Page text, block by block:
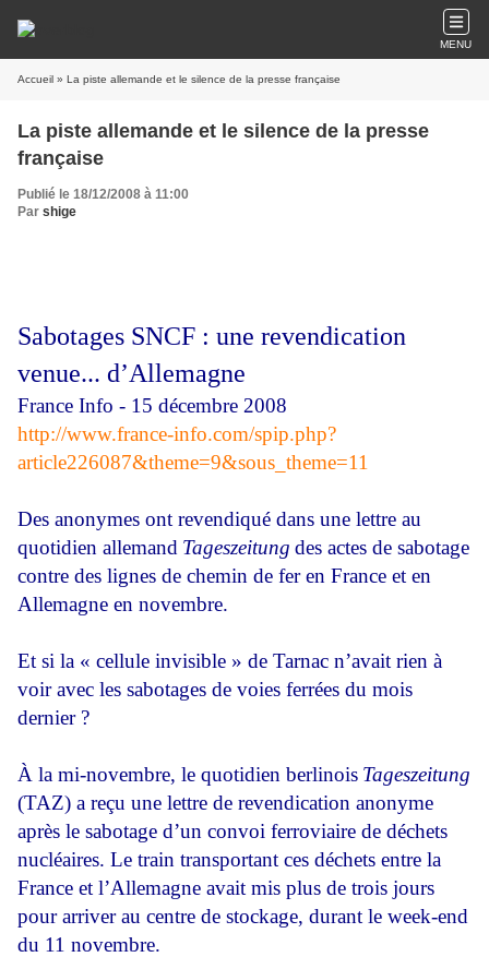
MENU
Accueil » La piste allemande et le silence de la presse française
La piste allemande et le silence de la presse
française
Publié le 18/12/2008 à 11:00
Par shige
Sabotages SNCF : une revendication
venue... d’Allemagne
France Info - 15 décembre 2008
http://www.france-info.com/spip.php?
article226087&theme=9&sous_theme=11
Des anonymes ont revendiqué dans une lettre au
quotidien allemand Tageszeitung des actes de sabotage
contre des lignes de chemin de fer en France et en
Allemagne en novembre.
Et si la « cellule invisible » de Tarnac n’avait rien à
voir avec les sabotages de voies ferrées du mois
dernier ?
À la mi-novembre, le quotidien berlinois Tageszeitung
(TAZ) a reçu une lettre de revendication anonyme
après le sabotage d’un convoi ferroviaire de déchets
nucléaires. Le train transportant ces déchets entre la
France et l’Allemagne avait mis plus de trois jours
pour arriver au centre de stockage, durant le week-end
du 11 novembre.